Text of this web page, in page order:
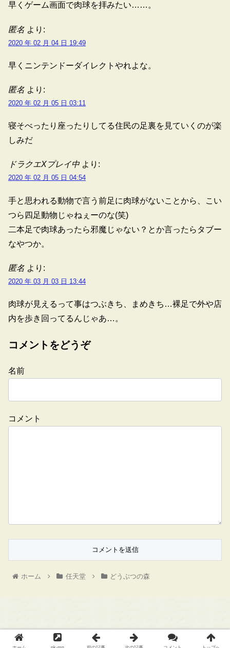
早くゲーム画面で肉球を拝みたい……。
匿名 より:
2020 年 02 月 04 日 19:49
早くニンテンドーダイレクトやれよな。
匿名 より:
2020 年 02 月 05 日 03:11
寝そべったり座ったりしてる住民の足裏を見ていくのが楽
しみだ
ドラクエXプレイ中 より:
2020 年 02 月 05 日 04:54
手と思われる動物で言う前足に肉球がないことから、こい
つら四足動物じゃねぇーのな(笑)
二本足で肉球あったら邪魔じゃない？とか言ったらタブー
なやつか。
匿名 より:
2020 年 03 月 03 日 13:44
肉球が見えるって事はつぶきち、まめきち…裸足で外や店
内を歩き回ってるんじゃあ…。
コメントをどうぞ
名前
コメント
ホーム 任天堂 どうぶつの森
Copyright © ゲームメモ All Rights Reserved.